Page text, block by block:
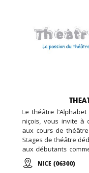
Le théâtre
niçois, vous invite à
aux cours de
Stages de théâtre
aux débutants
théâtre avec des
contemporain...
NICE (06300)